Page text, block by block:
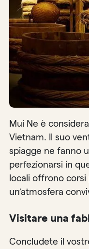
Mui Ne è
Vietnam. Il suo
spiagge ne fanno
perfezionarsi in
locali offrono
un’atmosfera
Visitare una
Concludete il